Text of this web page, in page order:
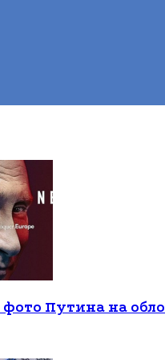
фото Путина на